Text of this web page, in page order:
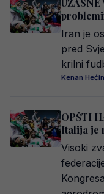
Iran je
pred
krilni
Kenan
OPŠTI
Italija je
Visoki